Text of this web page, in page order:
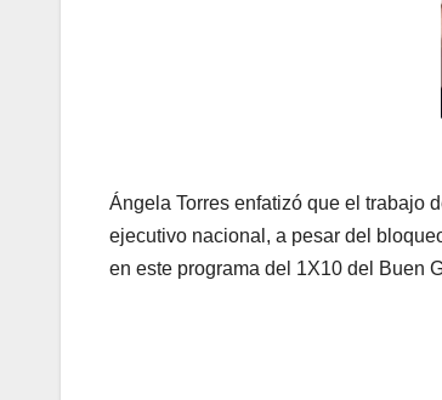
Ángela Torres enfatizó que el trabajo
ejecutivo nacional, a pesar del
en este programa del 1X10 del Buen